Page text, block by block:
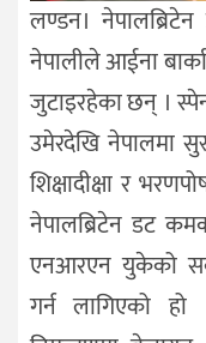
लण्डन।
नेपालीले आईना
जुटाइरहेका छन् ।
उमेरदेखि नेपालमा
शिक्षादीक्षा र
नेपालब्रिटेन डट
एनआरएन युकेको
गर्न लागिएको